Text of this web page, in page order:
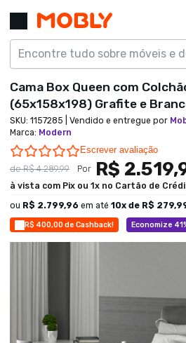
R$ 400,00 de Cashback! Economize
Cama Box Queen com
(65x158x198) Grafite e
SKU: 1157285 | Vendido e entregue por
Marca: Modern
0.0 star rating
Escrever avaliação
deR$ 4.289,99 Por R$
à vista com Pix ou 1x no Cartão de
ou R$ 2.799,96 em até 10x de R$